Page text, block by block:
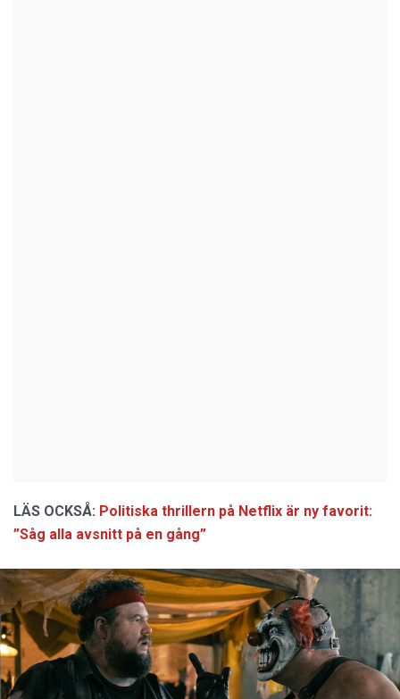
LÄS OCKSÅ: Politiska thrillern på Netflix är ny favorit:
”Såg alla avsnitt på en gång”